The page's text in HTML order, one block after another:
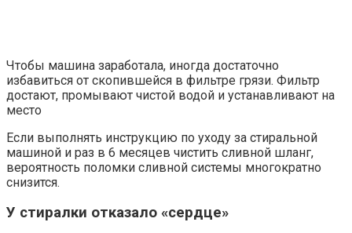
Чтобы машина заработала, иногда достаточно
избавиться от скопившейся в фильтре грязи. Фильтр
достают, промывают чистой водой и устанавливают на
место
Если выполнять инструкцию по уходу за стиральной
машиной и раз в 6 месяцев чистить сливной шланг,
вероятность поломки сливной системы многократно
снизится.
У стиралки отказало «сердце»